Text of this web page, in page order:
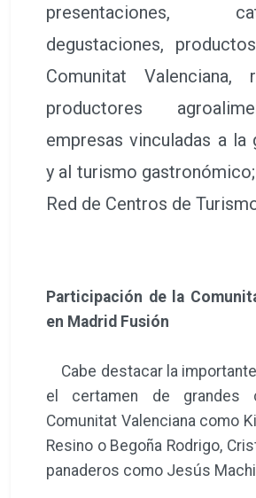
degustaciones,
Comunitat Valenciana,
productores
empresas vinculadas a la
y al turismo
Red de Centros de
Participación de la
en Madrid Fusión
Cabe destacar la
el certamen de grandes
Comunitat Valenciana como
Resino o Begoña Rodrigo,
panaderos como Jesús